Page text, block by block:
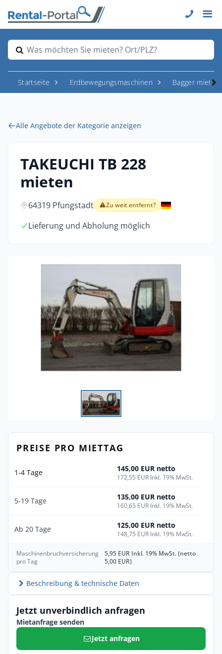
Was möchten Sie mieten? Ort/PLZ?
Startseite Erdbewegungsmaschinen Bagger mieten
Alle Angebote der Kategorie anzeigen
TAKEUCHI TB 228
mieten
64319 Pfungstadt Zu weit entfernt?
Lieferung und Abholung möglich
PREISE PRO MIETTAG
1-4 Tage 145,00 EUR netto
172,55 EUR Inkl. 19% MwSt.
5-19 Tage 135,00 EUR netto
160,65 EUR Inkl. 19% MwSt.
Ab 20 Tage 125,00 EUR netto
148,75 EUR Inkl. 19% MwSt.
Maschinenbruchversicherung
pro Tag
5,95 EUR Inkl. 19% MwSt. (netto
5,00 EUR)
Beschreibung & technische Daten
Jetzt unverbindlich anfragen
Mietanfrage senden
Jetzt anfragen